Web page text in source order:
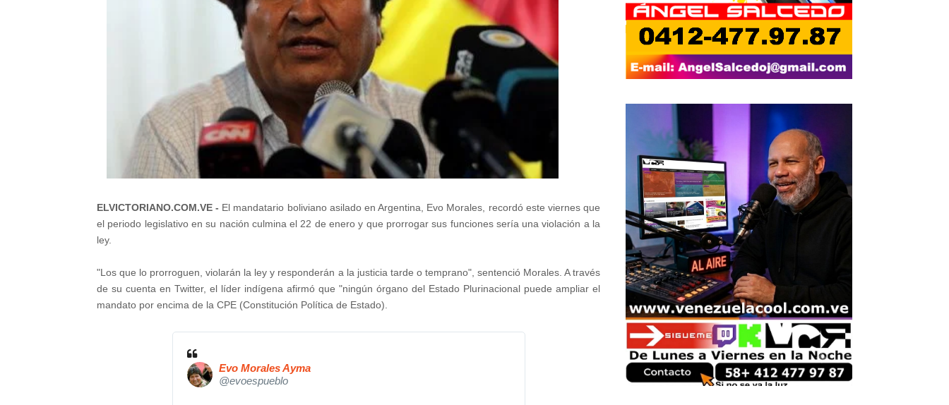
ELVICTORIANO.COM.VE - El mandatario boliviano asilado en Argentina, Evo Morales, recordó este viernes que
el periodo legislativo en su nación culmina el 22 de enero y que prorrogar sus funciones sería una violación a la
ley.
"Los que lo prorroguen, violarán la ley y responderán a la justicia tarde o temprano", sentenció Morales. A través
de su cuenta en Twitter, el líder indígena afirmó que "ningún órgano del Estado Plurinacional puede ampliar el
mandato por encima de la CPE (Constitución Política de Estado).
Evo Morales Ayma
@evoespueblo